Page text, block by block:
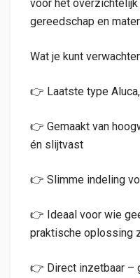
voor het
gereedschap en
Wat je kunt
👉 Laatste type
👉 Gemaakt van
én slijtvast
👉 Slimme indeling
👉 Ideaal voor wie
praktische oplossing
👉 Direct inzetbaar –